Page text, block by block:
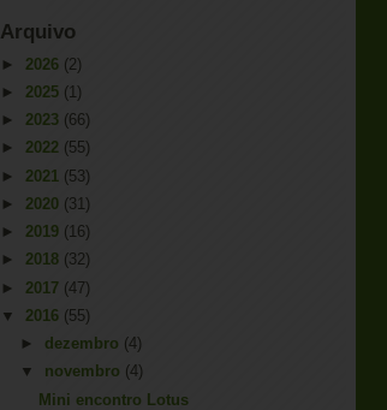
Arquivo
► 2026 (2)
► 2025 (1)
► 2023 (66)
► 2022 (55)
► 2021 (53)
► 2020 (31)
► 2019 (16)
► 2018 (32)
► 2017 (47)
▼ 2016 (55)
► dezembro (4)
▼ novembro (4)
Mini encontro Lotus